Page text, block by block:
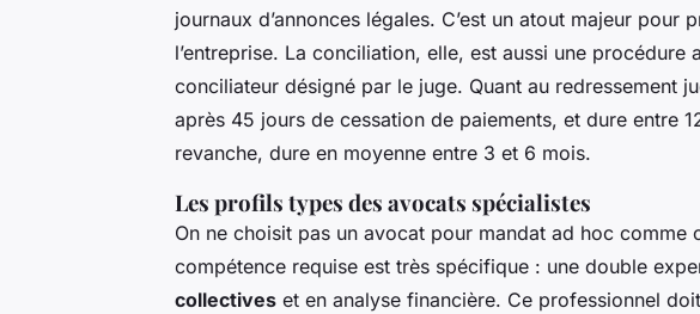
journaux d’annonces légales. C’est un atout majeur pour
l’entreprise. La conciliation, elle, est aussi une procédure
conciliateur désigné par le juge. Quant au redressement
après 45 jours de cessation de paiements, et dure entre
revanche, dure en moyenne entre 3 et 6 mois.
Les profils types des avocats spécialistes
On ne choisit pas un avocat pour mandat ad hoc comme
compétence requise est très spécifique : une double
collectives et en analyse financière. Ce professionnel